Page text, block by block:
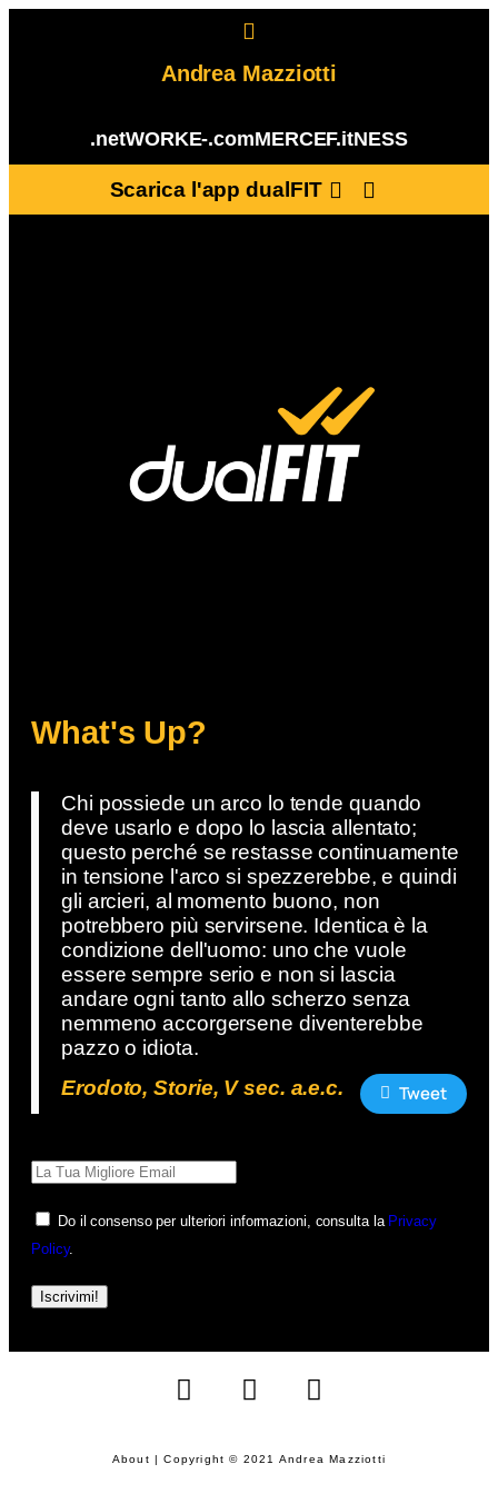
Andrea Mazziotti
.netWORKE-.comMERCEF.itNESS
Scarica l'app dualFIT
What's Up?
Chi possiede un arco lo tende quando
deve usarlo e dopo lo lascia allentato;
questo perché se restasse continuamente
in tensione l'arco si spezzerebbe, e quindi
gli arcieri, al momento buono, non
potrebbero più servirsene. Identica è la
condizione dell'uomo: uno che vuole
essere sempre serio e non si lascia
andare ogni tanto allo scherzo senza
nemmeno accorgersene diventerebbe
pazzo o idiota.
Erodoto, Storie, V sec. a.e.c.
Tweet
Do il consenso per ulteriori informazioni, consulta la Privacy
Policy.
Iscrivimi!
About | Copyright © 2021 Andrea Mazziotti